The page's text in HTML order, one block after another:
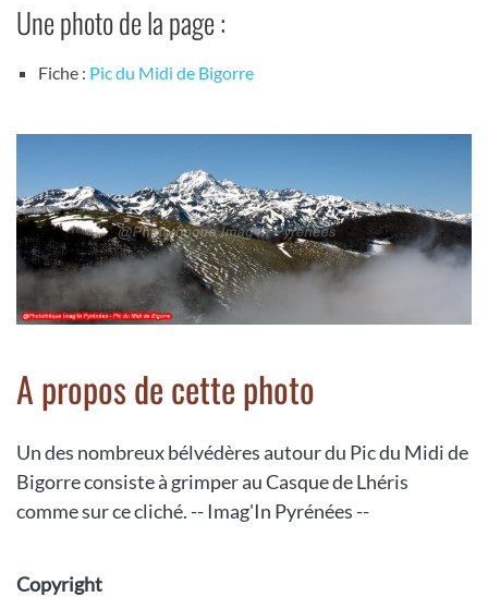
Une photo de la page :
Fiche : Pic du Midi de Bigorre
A propos de cette photo
Un des nombreux bélvédères autour du Pic du Midi de
Bigorre consiste à grimper au Casque de Lhéris
comme sur ce cliché. -- Imag'In Pyrénées --
Copyright